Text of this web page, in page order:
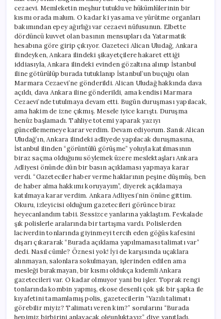
cezaevi. Memleketin meşhur tutuklu ve hükümlülerinin bir
kısmı orada malum. O kadar ki yasama ve yürütme organları
bakımından epey ağırlığı var cezaevi nüfusunun. Elbette
dördüncü kuvvet olan basının mensupları da Yatarmatik
hesabına göre girip çıkıyor. Gazeteci Alican Uludağ, Ankara
ilindeyken, Ankara ilindeki şikayetçilere hakaret ettiği
iddiasıyla, Ankara ilindeki evinden gözaltına alınıp İstanbul
iline götürülüp burada tutuklanıp İstanbul’un buçuğu olan
Marmara Cezaevi’ne gönderildi. Alican Uludağ hakkında dava
açıldı, dava Ankara iline gönderildi, ama kendisi Marmara
Cezaevi’nde tutulmaya devam etti. Bugün duruşması yapılacak,
ama hakim de izne çıkmış. Mesele iyice karıştı. Duruşma
henüz başlamadı. Tahliye totemi yaparak yazıyı
güncellememeye karar verdim. Devam ediyorum. Sanık Alican
Uludağ’ın, Ankara ilindeki adliyede yapılacak duruşmasına,
İstanbul ilinden “görüntülü görüşme” yoluyla katılmasının
biraz saçma olduğunu söylemek üzere meslektaşları Ankara
Adliyesi önünde dün bir basın açıklaması yapmaya karar
verdi. “Gazeteciler haber verme haklarının peşine düşmüş, ben
de haber alma hakkımı koruyayım”, diyerek açıklamaya
katılmaya karar verdim. Ankara Adliyesi’nin önüne gittim.
Okuru, izleyicisi olduğum gazetecileri görünce biraz
heyecanlandım tabii. Sessizce yanlarına yaklaştım. Fevkalade
şık polislerle aralarında bir tartışma vardı. Polislerden
laciverdin tonlarında giyinmeyi tercih eden göğüs kafesini
dışarı çıkararak “Burada açıklama yapılmaması talimatı var”
dedi. Nasıl cümle? Öznesi yok! İyi de karşısında uçaklara
alınmayan, salonlara sokulmayan, işlerinden edilen ama
mesleği bırakmayan, bir kısmı oldukça kıdemli Ankara
gazetecileri var. O kadar olmuyor yani bu işler. Toprak rengi
tonlarında kombin yapmış, ekose desenli çok şık bir şapka ile
kıyafetini tamamlamış polis, gazetecilerin “Yazılı talimatı
görebilir miyiz? Talimatı veren kim?” sorularını “Burada
hepimiz birbirini anlayacak olgunluktayız” diye yanıtladı.